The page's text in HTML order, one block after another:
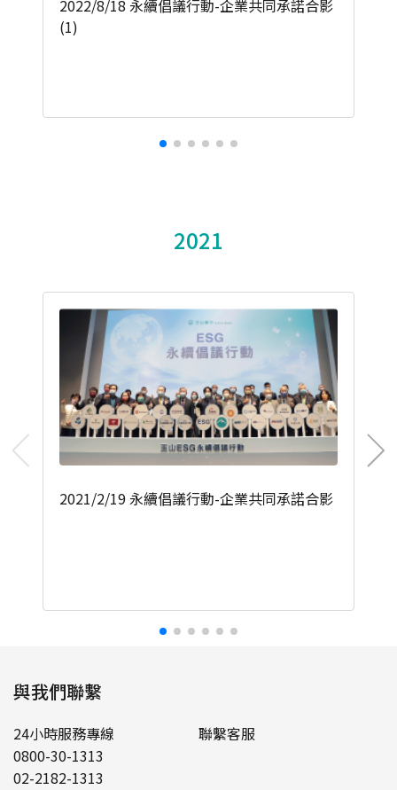
2022/8/18 永續倡議行動-企業共同承諾合影
(1)
2021
2021/2/19 永續倡議行動-企業共同承諾合影
與我們聯繫
24小時服務專線
0800-30-1313
02-2182-1313
聯繫客服